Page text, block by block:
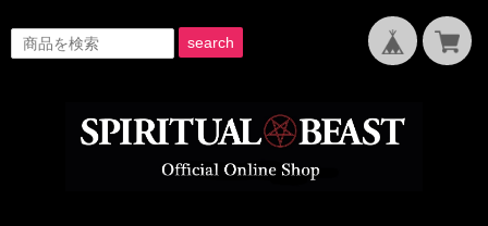
search